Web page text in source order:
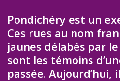
Pondichéry est un
Ces rues au nom
jaunes délabés par
sont les témoins
passée. Aujourd’hui,